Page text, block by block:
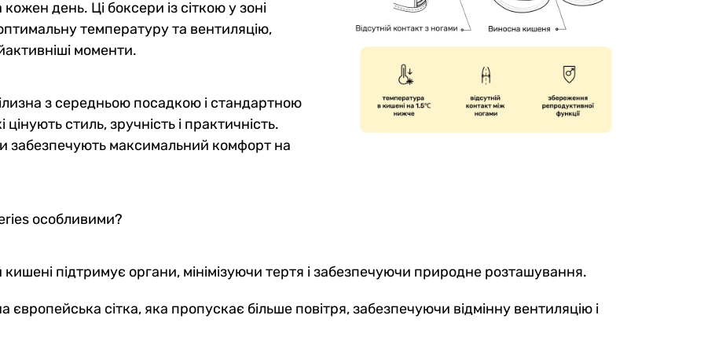
день. Ці боксери із сіткою у зоні
температуру та вентиляцію,
моменти.
з середньою посадкою і стандартною
стиль, зручність і практичність.
забезпечують максимальний комфорт на
особливими?
підтримує органи, мінімізуючи тертя і забезпечуючи природне розташування.
європейська сітка, яка пропускає більше повітря, забезпечуючи відмінну вентиляцію і